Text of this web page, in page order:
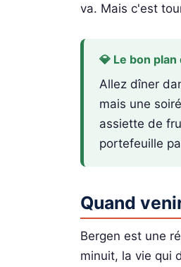
va. Mais c'est
💎 Le bon
Allez dîner
mais une
assiette de
portefeuille
Quand
Bergen est une
minuit, la vie qui